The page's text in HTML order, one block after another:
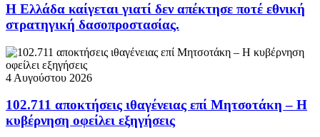
Η Ελλάδα καίγεται γιατί δεν απέκτησε ποτέ εθνική
στρατηγική δασοπροστασίας.
4 Αυγούστου 2026
102.711 αποκτήσεις ιθαγένειας επί Μητσοτάκη – Η
κυβέρνηση οφείλει εξηγήσεις